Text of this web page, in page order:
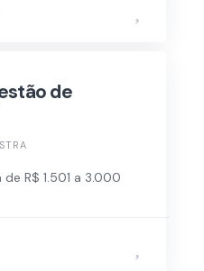
de
de R$ 1.501 a 3.000